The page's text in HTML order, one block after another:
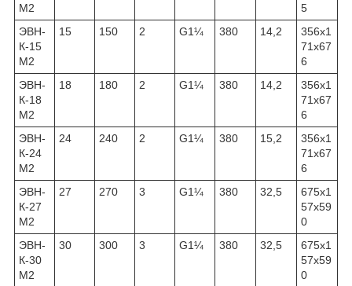
М2
5
ЭВН-
К-15
М2
15 150 2 G1¼ 380 14,2
356x1
71x67
6
ЭВН-
К-18
М2
18 180 2 G1¼ 380 14,2
356x1
71x67
6
ЭВН-
К-24
М2
24 240 2 G1¼ 380 15,2
356x1
71x67
6
ЭВН-
К-27
М2
27 270 3 G1¼ 380 32,5
675x1
57x59
0
ЭВН-
К-30
М2
30 300 3 G1¼ 380 32,5
675x1
57x59
0